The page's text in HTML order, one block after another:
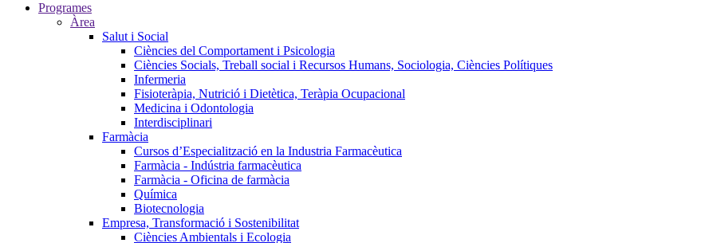
Programes
Àrea
Salut i Social
Ciències del Comportament i Psicologia
Ciències Socials, Treball social i Recursos Humans, Sociologia, Ciències Polítiques
Infermeria
Fisioteràpia, Nutrició i Dietètica, Teràpia Ocupacional
Medicina i Odontologia
Interdisciplinari
Farmàcia
Cursos d’Especialització en la Industria Farmacèutica
Farmàcia - Indústria farmacèutica
Farmàcia - Oficina de farmàcia
Química
Biotecnologia
Empresa, Transformació i Sostenibilitat
Ciències Ambientals i Ecologia